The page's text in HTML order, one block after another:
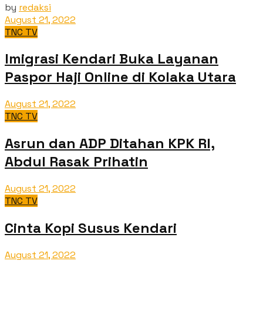
by redaksi
August 21, 2022
TNC TV
Imigrasi Kendari Buka Layanan
Paspor Haji Online di Kolaka Utara
August 21, 2022
TNC TV
Asrun dan ADP Ditahan KPK RI,
Abdul Rasak Prihatin
August 21, 2022
TNC TV
Cinta Kopi Susus Kendari
August 21, 2022